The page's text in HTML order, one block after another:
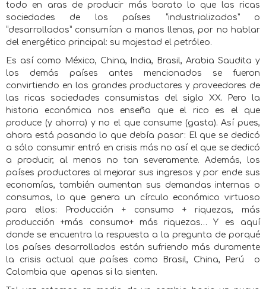
todo en aras de producir más barato lo que las ricas
sociedades de los países “industrializados” o
“desarrollados” consumían a manos llenas, por no hablar
del energético principal: su majestad el petróleo.
Es así como México, China, India, Brasil, Arabia Saudita y
los demás países antes mencionados se fueron
convirtiendo en los grandes productores y proveedores de
las ricas sociedades consumistas del siglo XX. Pero la
historia económica nos enseña que el rico es el que
produce (y ahorra) y no el que consume (gasta). Así pues,
ahora está pasando lo que debía pasar: El que se dedicó
a sólo consumir entró en crisis más no así el que se dedicó
a producir, al menos no tan severamente. Además, los
países productores al mejorar sus ingresos y por ende sus
economías, también aumentan sus demandas internas o
consumos, lo que genera un círculo económico virtuoso
para ellos: Producción + consumo + riquezas, más
producción +más consumo+ más riquezas… Y es aquí
donde se encuentra la respuesta a la pregunta de porqué
los países desarrollados están sufriendo más duramente
la crisis actual que países como Brasil, China, Perú
o
Colombia que apenas si la sienten.